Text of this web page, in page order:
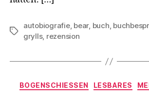
Schlagwörter
autobiografie, bear, buch,
grylls, rezension
BOGENSCHIESSEN LESBARES